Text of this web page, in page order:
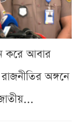
করে আবার
অঙ্গনে